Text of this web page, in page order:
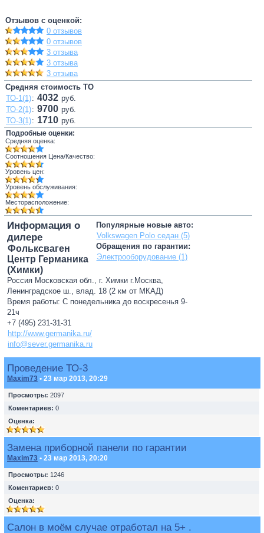
Отзывов с оценкой:
0 отзывов
0 отзывов
3 отзыва
3 отзыва
3 отзыва
Средняя стоимость ТО
ТО-1(1): 4032 руб.
ТО-2(1): 9700 руб.
ТО-3(1): 1710 руб.
Подробные оценки:
Средняя оценка:
Соотношения Цена/Качество:
Уровень цен:
Уровень обслуживания:
Месторасположение:
Популярные новые авто:
Volkswagen Polo седан (5)
Обращения по гарантии:
Электрооборудование (1)
Информация о
дилере
Фольксваген
Центр Германика
(Химки)
Россия Московская обл., г. Химки г.Москва,
Ленинградское ш., влад. 18 (2 км от МКАД)
Время работы: С понедельника до воскресенья 9-
21ч
+7 (495) 231-31-31
http://www.germanika.ru/
info@sever.germanika.ru
Проведение ТО-3
Maxim73 • 23 мар 2013, 20:29
Просмотры: 2097
Коментариев: 0
Оценка:
Замена приборной панели по гарантии
Maxim73 • 23 мар 2013, 20:20
Просмотры: 1246
Коментариев: 0
Оценка:
Салон в моём случае отработал на 5+ .